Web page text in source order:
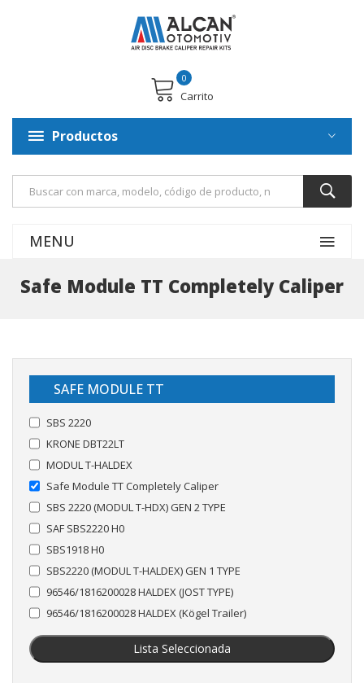
Carrito
0
Productos
MENU
Safe Module TT Completely Caliper
SAFE MODULE TT
SBS 2220
KRONE DBT22LT
MODUL T-HALDEX
Safe Module TT Completely Caliper
SBS 2220 (MODUL T-HDX) GEN 2 TYPE
SAF SBS2220 H0
SBS1918 H0
SBS2220 (MODUL T-HALDEX) GEN 1 TYPE
96546/1816200028 HALDEX (JOST TYPE)
96546/1816200028 HALDEX (Kögel Trailer)
Lista Seleccionada